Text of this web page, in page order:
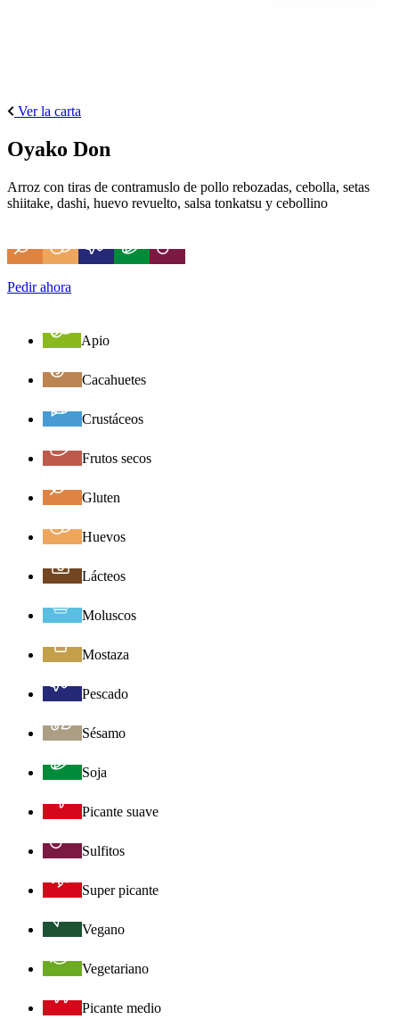
Ver la carta
Oyako Don
Arroz con tiras de contramuslo de pollo rebozadas, cebolla, setas
shiitake, dashi, huevo revuelto, salsa tonkatsu y cebollino
Pedir ahora
Apio
Cacahuetes
Crustáceos
Frutos secos
Gluten
Huevos
Lácteos
Moluscos
Mostaza
Pescado
Sésamo
Soja
Picante suave
Sulfitos
Super picante
Vegano
Vegetariano
Picante medio